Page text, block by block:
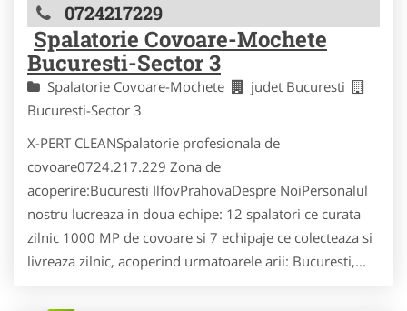
0724217229
Spalatorie Covoare-Mochete
Bucuresti-Sector 3
Spalatorie Covoare-Mochete
judet Bucuresti
Bucuresti-Sector 3
X-PERT CLEANSpalatorie profesionala de
covoare0724.217.229 Zona de
acoperire:Bucuresti IlfovPrahovaDespre NoiPersonalul
nostru lucreaza in doua echipe: 12 spalatori ce curata
zilnic 1000 MP de covoare si 7 echipaje ce colecteaza si
livreaza zilnic, acoperind urmatoarele arii: Bucuresti,...